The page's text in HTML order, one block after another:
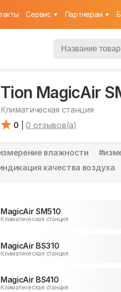
Cервис Партнерам
Tion MagicAir
Климатическая станция
0
0 отзывов(а)
влажности #
качества воздуха
MagicAir SM510
Климатическая станция
MagicAir BS310
Климатическая станция
MagicAir BS410
Климатическая станция